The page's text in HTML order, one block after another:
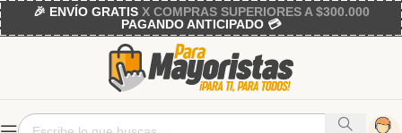
🎉 ENVÍO GRATISX COMPRAS SUPERIORES A $300.000
PAGANDO ANTICIPADO 💳